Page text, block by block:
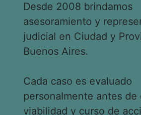
Desde 2008 brindamos
asesoramiento y
judicial en Ciudad y
Buenos Aires.
Cada caso es evaluado
personalmente antes de
viabilidad y curso de